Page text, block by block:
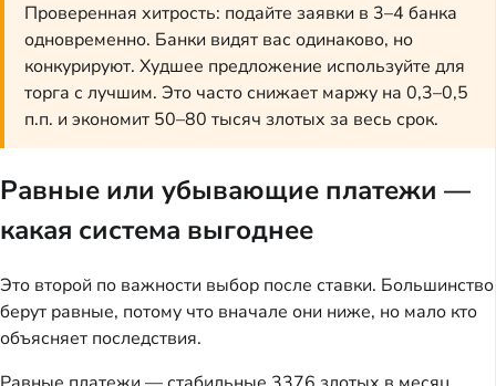
Проверенная хитрость: подайте заявки в 3–4 банка
одновременно. Банки видят вас одинаково, но
конкурируют. Худшее предложение используйте для
торга с лучшим. Это часто снижает маржу на 0,3–0,5
п.п. и экономит 50–80 тысяч злотых за весь срок.
Равные или убывающие платежи —
какая система выгоднее
Это второй по важности выбор после ставки. Большинство
берут равные, потому что вначале они ниже, но мало кто
объясняет последствия.